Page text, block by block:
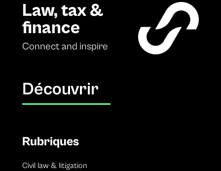
Law, tax &
finance
Connect and inspire
Découvrir
Rubriques
Civil law & litigation